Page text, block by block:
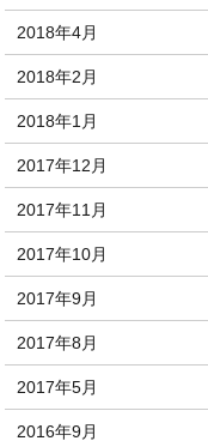
2018年4月
2018年2月
2018年1月
2017年12月
2017年11月
2017年10月
2017年9月
2017年8月
2017年5月
2016年9月